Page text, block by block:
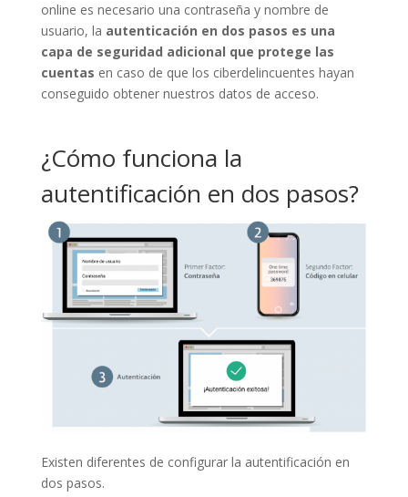
online es necesario una contraseña y nombre de
usuario, la autenticación en dos pasos es una
capa de seguridad adicional que protege las
cuentas en caso de que los ciberdelincuentes hayan
conseguido obtener nuestros datos de acceso.
¿Cómo funciona la
autentificación en dos pasos?
Existen diferentes de configurar la autentificación en
dos pasos.